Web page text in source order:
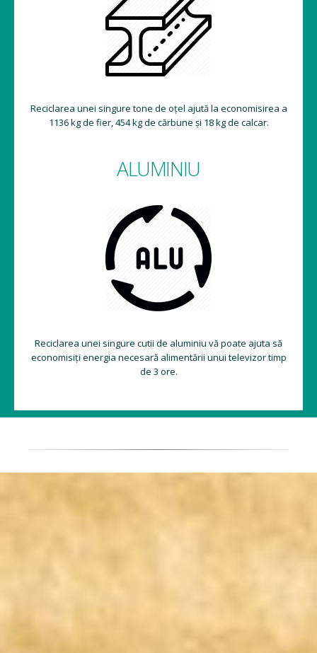
Reciclarea unei singure tone de oțel ajută la economisirea a
1136 kg de fier, 454 kg de cărbune și 18 kg de calcar.
ALUMINIU
Reciclarea unei singure cutii de aluminiu vă poate ajuta să
economisiți energia necesară alimentării unui televizor timp
de 3 ore.